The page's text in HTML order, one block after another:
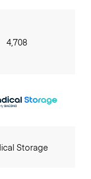
4,708
Storage